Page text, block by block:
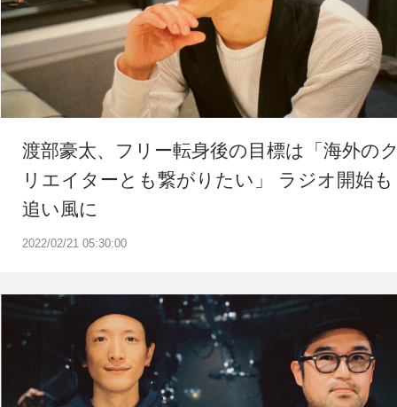
2022/02/21 05:30:00
渡部豪太、フリー転身後の目標は「海外の
リエイターとも繋がりたい」 ラジオ開始も
追い風に